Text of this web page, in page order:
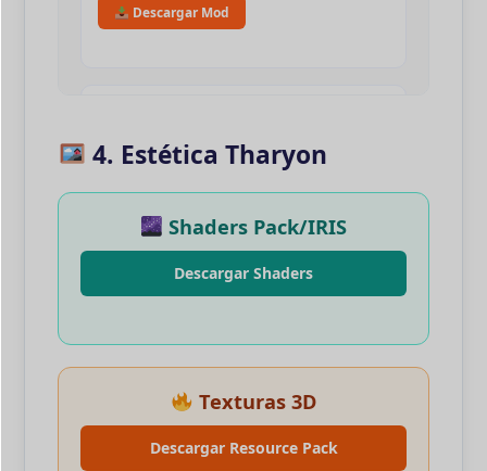
Descargar Mod
Zoom cinematográfico para capturas perfectas.
Descargar Mod
EntityCulling
Mejora los FPS ocultando entidades no visibles.
ToggleNameTags
Activa o desactiva las etiquetas de nombre.
4. Estética Tharyon
Shaders Pack/IRIS
Descargar Shaders
Texturas 3D
Descargar Resource Pack